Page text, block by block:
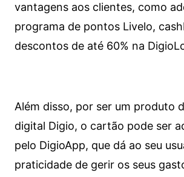
vantagens aos clientes, como
programa de pontos Livelo,
descontos de até 60% na
Além disso, por ser um produto
digital Digio, o cartão pode ser
pelo DigioApp, que dá ao seu
praticidade de gerir os seus